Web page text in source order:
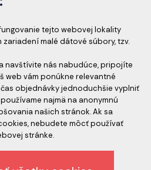
tejto webovej lokality
malé dátové súbory, tzv.
navštívite nás nabudúce, pripojíte
web vám ponúkne relevantné
objednávky jednoduchšie vyplniť
najmä na anonymnú
našich stránok. Ak sa
nebudete môcť používať
stránke.